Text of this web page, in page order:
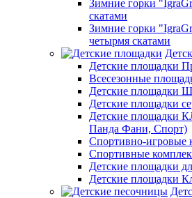
Зимние горки
скатами
Зимние горки
четырмя скатами
Детские площадки
Всесезонные
Детские площадки
Детские площадки
Детские площадки
Панда Фани, Спорт)
Спортивно-игровые
Спортивные
Детские площадки
Детские площадки